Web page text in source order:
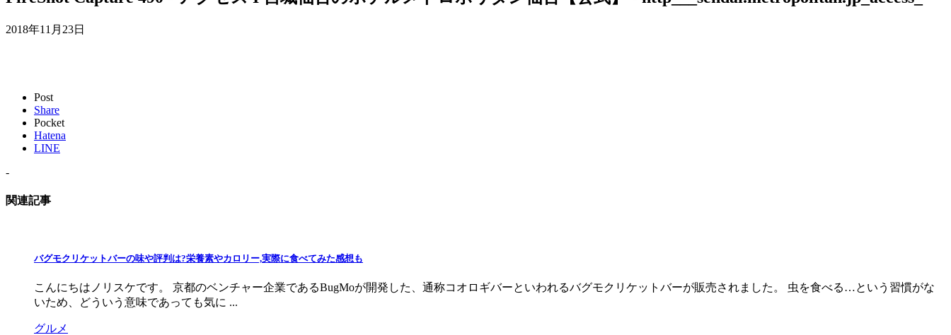
2018年11月23日
Post
Share
Pocket
Hatena
LINE
-
関連記事
バグモクリケットバーの味や評判は?栄養素やカロリー,実際に食べてみた感想も
こんにちはノリスケです。 京都のベンチャー企業であるBugMoが開発した、通称コオロギバーといわれるバグモクリケットバーが販売されました。 虫を食べる…という習慣がな
いため、どういう意味であっても気に ...
グルメ